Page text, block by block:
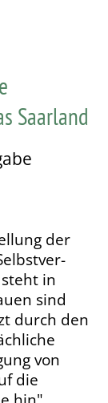
Saarland
der
in
sind
durch den
von
die